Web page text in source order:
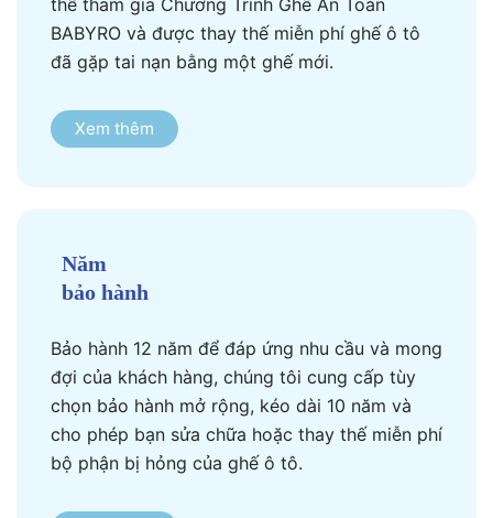
thể tham gia Chương Trình Ghế An Toàn
BABYRO và được thay thế miễn phí ghế ô tô
đã gặp tai nạn bằng một ghế mới.
Xem thêm
Năm
bảo hành
Bảo hành 12 năm để đáp ứng nhu cầu và mong
đợi của khách hàng, chúng tôi cung cấp tùy
chọn bảo hành mở rộng, kéo dài 10 năm và
cho phép bạn sửa chữa hoặc thay thế miễn phí
bộ phận bị hỏng của ghế ô tô.